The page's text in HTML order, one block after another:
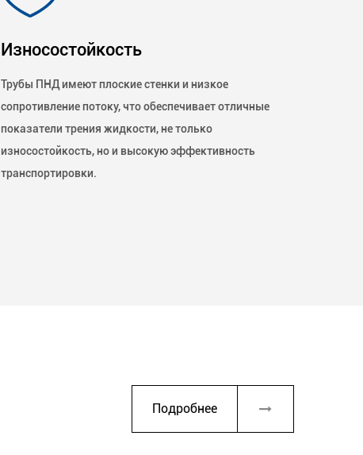
Износостойкость
Трубы ПНД имеют плоские стенки и низкое
сопротивление потоку, что обеспечивает отличные
показатели трения жидкости, не только
износостойкость, но и высокую эффективность
транспортировки.
Подробнее